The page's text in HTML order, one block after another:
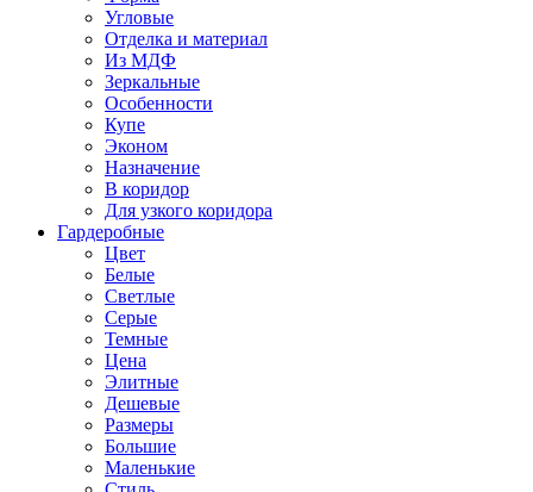
Угловые
Отделка и материал
Из МДФ
Зеркальные
Особенности
Купе
Эконом
Назначение
В коридор
Для узкого коридора
Гардеробные
Цвет
Белые
Светлые
Серые
Темные
Цена
Элитные
Дешевые
Размеры
Большие
Маленькие